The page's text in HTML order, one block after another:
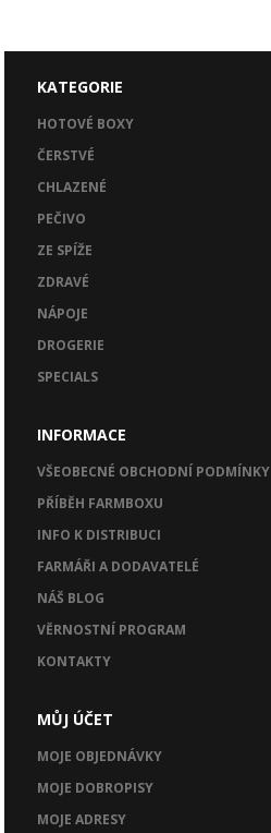
KATEGORIE
HOTOVÉ BOXY
ČERSTVÉ
CHLAZENÉ
PEČIVO
ZE SPÍŽE
ZDRAVÉ
NÁPOJE
DROGERIE
SPECIALS
INFORMACE
VŠEOBECNÉ OBCHODNÍ PODMÍNKY
PŘÍBĚH FARMBOXU
INFO K DISTRIBUCI
FARMÁŘI A DODAVATELÉ
NÁŠ BLOG
VĚRNOSTNÍ PROGRAM
KONTAKTY
MŮJ ÚČET
MOJE OBJEDNÁVKY
MOJE DOBROPISY
MOJE ADRESY